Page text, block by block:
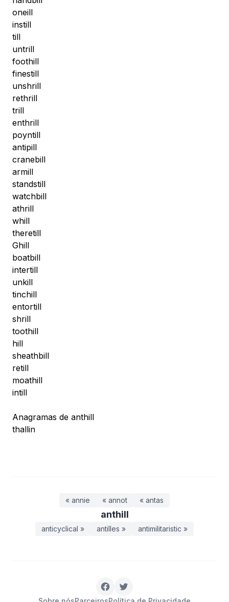
oneill
instill
till
untrill
foothill
finestill
unshrill
rethrill
trill
enthrill
poyntill
antipill
cranebill
armill
standstill
watchbill
athrill
whill
theretill
Ghill
boatbill
intertill
unkill
tinchill
entortill
shrill
toothill
hill
sheathbill
retill
moathill
intill
Anagramas de anthill
thallin
« annie « annot « antas
anthill
anticyclical » antilles » antimilitaristic »